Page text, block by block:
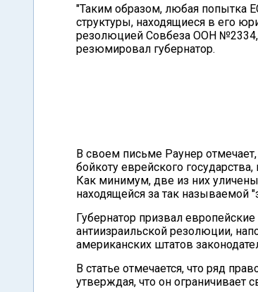
"Таким образом, любая попытка
структуры, находящиеся в его
резолюцией Совбеза ООН №2334,
резюмировал губернатор.
В своем письме Раунер
бойкоту еврейского
Как минимум, две из них
находящейся за так называемой
Губернатор призвал
антиизраильской резолюции,
американских штатов
В статье отмечается, что ряд
утверждая, что он ограничивает